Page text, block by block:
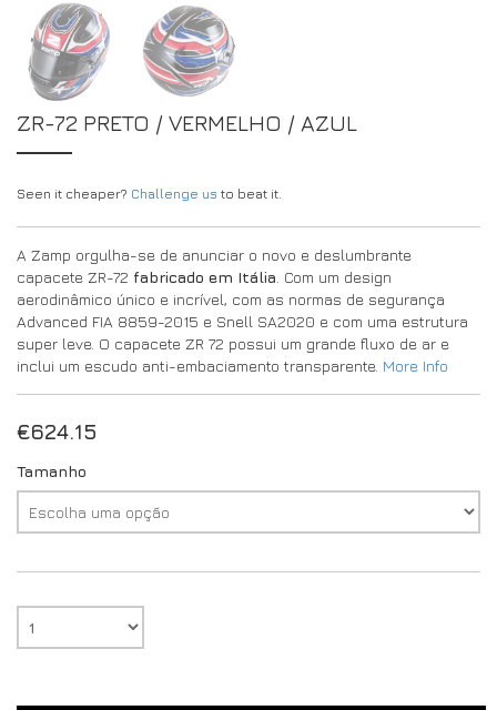
ZR-72 PRETO / VERMELHO / AZUL
Seen it cheaper? Challenge us to beat it.
A Zamp orgulha-se de anunciar o novo e deslumbrante
capacete ZR-72 fabricado em Itália . Com um design
aerodinâmico único e incrível, com as normas de segurança
Advanced FIA 8859-2015 e Snell SA2020 e com uma estrutura
super leve. O capacete ZR 72 possui um grande fluxo de ar e
inclui um escudo anti-embaciamento transparente. More Info
€624.15
Tamanho